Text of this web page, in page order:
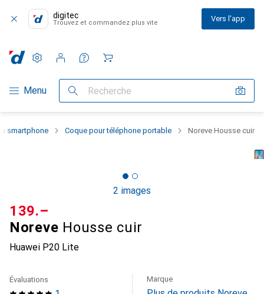
digitec
Trouvez et commandez plus vite Vers l'app
Navigation par catégorie
Menu Recherche
Paramètres
Compte client
Listes de comparaison
Listes d'envies
Panier
smartphone Coque pour téléphone portable Noreve Housse cuir
2 images
Noreve Housse cuir
Huawei P20 Lite
CHF
139.–
Évaluations Marque